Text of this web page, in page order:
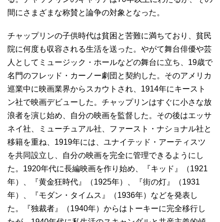
間にさまざまな称賛と論争の対象となった。
チャップリンの子供時代は貧困と苦難に満ちており、貧民
院に何度も収容される生活を送った。やがて舞台俳優や芸
人としてミュージック・ホールなどの舞台に立ち、19歳で
名門のフレッド・カーノー劇団と契約した。そのアメリカ
巡業中に映画業界からスカウトされ、1914年にキースト
ン社で映画デビューした。チャップリンはすぐに小さな放
浪者を演じ始め、自分の映画を監督した。その後はエッサ
ネイ社、ミューチュアル社、ファースト・ナショナル社と
移籍を重ね、1919年には、ユナイテッド・アーティスツ
を共同設立し、自分の映画を完全に管理できるようにし
た。1920年代に長編映画を作り始め、『キッド』（1921
年）、『黄金狂時代』（1925年）、『街の灯』（1931
年）、『モダン・タイムス』（1936年）などを発表し
た。『独裁者』（1940年）からはトーキーに完全移行し